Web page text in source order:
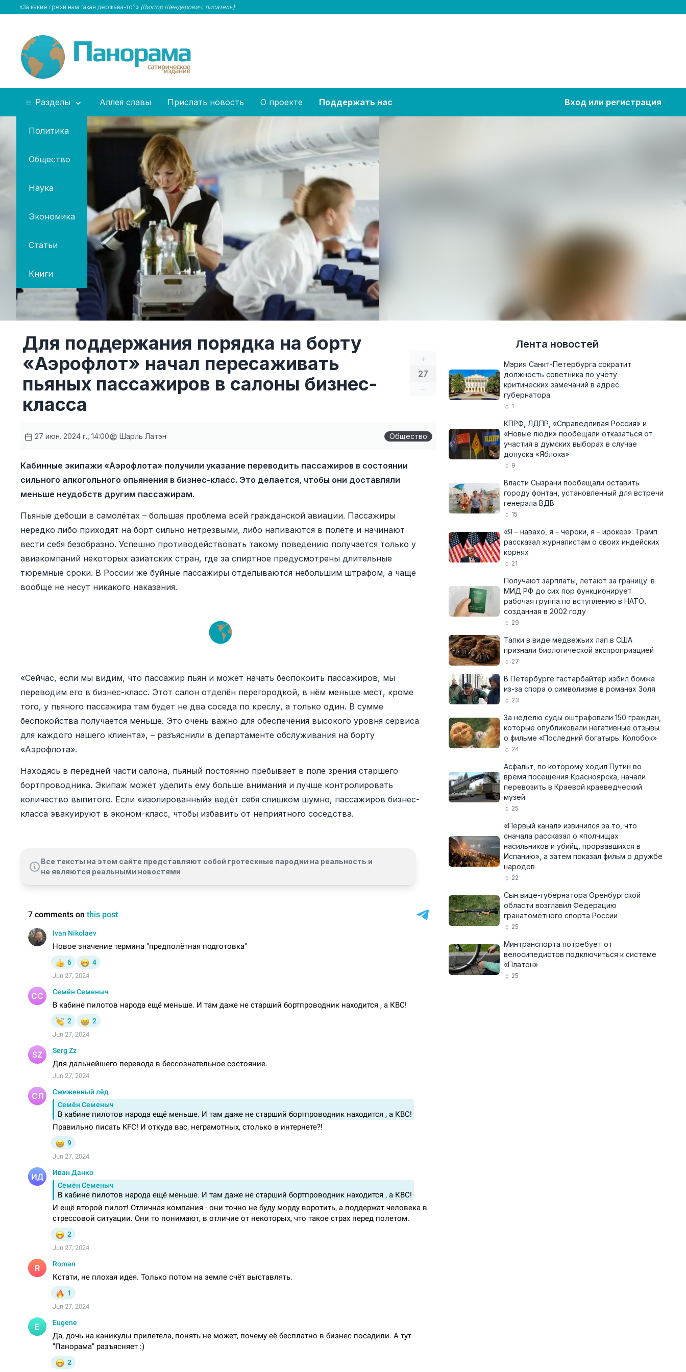
«За какие грехи нам такая держава-то?» (Виктор Шендерович, писатель)
Разделы
Политика
Общество
Наука
Экономика
Статьи
Книги
Аллея славы Прислать новость О проекте Поддержать нас Вход или регистрация
+
27
–
Для поддержания порядка на борту
«Аэрофлот» начал пересаживать
пьяных пассажиров в салоны бизнес-
класса
27 июн. 2024 г., 14:00 Шарль Латэн Общество
Кабинные экипажи «Аэрофлота» получили указание переводить пассажиров в состоянии
сильного алкогольного опьянения в бизнес-класс. Это делается, чтобы они доставляли
меньше неудобств другим пассажирам.
Пьяные дебоши в самолётах – большая проблема всей гражданской авиации. Пассажиры
нередко либо приходят на борт сильно нетрезвыми, либо напиваются в полёте и начинают
вести себя безобразно. Успешно противодействовать такому поведению получается только у
авиакомпаний некоторых азиатских стран, где за спиртное предусмотрены длительные
тюремные сроки. В России же буйные пассажиры отделываются небольшим штрафом, а чаще
вообще не несут никакого наказания.
«Сейчас, если мы видим, что пассажир пьян и может начать беспокоить пассажиров, мы
переводим его в бизнес-класс. Этот салон отделён перегородкой, в нём меньше мест, кроме
того, у пьяного пассажира там будет не два соседа по креслу, а только один. В сумме
беспокойства получается меньше. Это очень важно для обеспечения высокого уровня сервиса
для каждого нашего клиента», – разъяснили в департаменте обслуживания на борту
«Аэрофлота».
Находясь в передней части салона, пьяный постоянно пребывает в поле зрения старшего
бортпроводника. Экипаж может уделить ему больше внимания и лучше контролировать
количество выпитого. Если «изолированный» ведёт себя слишком шумно, пассажиров бизнес-
класса эвакуируют в эконом-класс, чтобы избавить от неприятного соседства.
Все тексты на этом сайте представляют собой гротескные пародии на реальность и
не являются реальными новостями
Лента новостей
Мэрия Санкт-Петербурга сократит
должность советника по учёту
критических замечаний в адрес
губернатора
1
КПРФ, ЛДПР, «Справедливая Россия» и
«Новые люди» пообещали отказаться от
участия в думских выборах в случае
допуска «Яблока»
9
Власти Сызрани пообещали оставить
городу фонтан, установленный для встречи
генерала ВДВ
15
«Я – навахо, я – чероки, я – ирокез»: Трамп
рассказал журналистам о своих индейских
корнях
21
Получают зарплаты, летают за границу: в
МИД РФ до сих пор функционирует
рабочая группа по вступлению в НАТО,
созданная в 2002 году
29
Тапки в виде медвежьих лап в США
признали биологической экспроприацией
27
В Петербурге гастарбайтер избил бомжа
из-за спора о символизме в романах Золя
23
За неделю суды оштрафовали 150 граждан,
которые опубликовали негативные отзывы
о фильме «Последний богатырь. Колобок»
24
Асфальт, по которому ходил Путин во
время посещения Красноярска, начали
перевозить в Краевой краеведческий
музей
25
«Первый канал» извинился за то, что
сначала рассказал о «полчищах
насильников и убийц, прорвавшихся в
Испанию», а затем показал фильм о дружбе
народов
22
Сын вице-губернатора Оренбургской
области возглавил Федерацию
гранатомётного спорта России
25
Минтранспорта потребует от
велосипедистов подключиться к системе
«Платон»
25